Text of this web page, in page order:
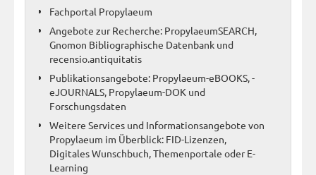
Fachportal Propylaeum
Angebote zur Recherche: PropylaeumSEARCH,
Gnomon Bibliographische Datenbank und
recensio.antiquitatis
Publikationsangebote: Propylaeum-eBOOKS, -
eJOURNALS, Propylaeum-DOK und
Forschungsdaten
Weitere Services und Informationsangebote von
Propylaeum im Überblick: FID-Lizenzen,
Digitales Wunschbuch, Themenportale oder E-
Learning